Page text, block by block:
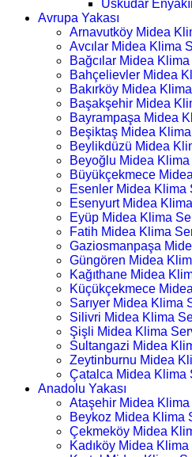
Üsküdar
Avrupa Yakası
Arnavutköy Midea
Avcılar Midea Klima
Bağcılar Midea
Bahçelievler Midea
Bakırköy Midea
Başakşehir Midea
Bayrampaşa Midea
Beşiktaş Midea
Beylikdüzü Midea
Beyoğlu Midea
Büyükçekmece
Esenler Midea Klima
Esenyurt Midea
Eyüp Midea Klima
Fatih Midea Klima
Gaziosmanpaşa
Güngören Midea
Kağıthane Midea
Küçükçekmece
Sarıyer Midea Klima
Silivri Midea Klima
Şişli Midea Klima
Sultangazi Midea
Zeytinburnu Midea
Çatalca Midea Klima
Anadolu Yakası
Ataşehir Midea
Beykoz Midea Klima
Çekmeköy Midea
Kadıköy Midea